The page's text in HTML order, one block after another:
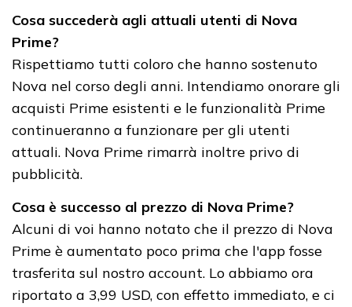
Cosa succederà agli attuali utenti di Nova
Prime?
Rispettiamo tutti coloro che hanno sostenuto
Nova nel corso degli anni. Intendiamo onorare gli
acquisti Prime esistenti e le funzionalità Prime
continueranno a funzionare per gli utenti
attuali. Nova Prime rimarrà inoltre privo di
pubblicità.
Cosa è successo al prezzo di Nova Prime?
Alcuni di voi hanno notato che il prezzo di Nova
Prime è aumentato poco prima che l'app fosse
trasferita sul nostro account. Lo abbiamo ora
riportato a 3,99 USD, con effetto immediato, e ci